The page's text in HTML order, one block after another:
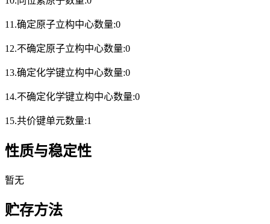
11.确定原子立构中心数量:0
12.不确定原子立构中心数量:0
13.确定化学键立构中心数量:0
14.不确定化学键立构中心数量:0
15.共价键单元数量:1
性质与稳定性
暂无
贮存方法